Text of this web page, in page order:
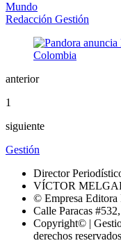
Mundo
Redacción Gestión
anterior
1
siguiente
Gestión
Director
VÍCTOR
© Empresa
Calle Paracas
Copyright© |
derechos reservados